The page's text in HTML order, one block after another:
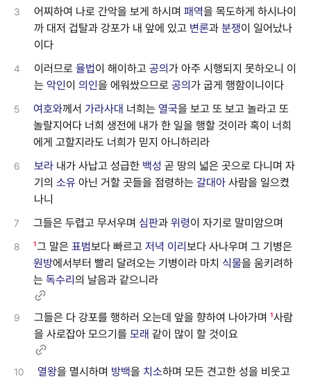
3 어찌하여 나로 간악을 보게 하시며 패역을 목도하게 하시나이
까 대저 겁탈과 강포가 내 앞에 있고 변론과 분쟁이 일어났나
이다
4 이러므로 율법이 해이하고 공의가 아주 시행되지 못하오니 이
는 악인이 의인을 에워쌌으므로 공의가 굽게 행함이니이다
5 여호와께서 가라사대 너희는 열국을 보고 또 보고 놀라고 또
놀랄지어다 너희 생전에 내가 한 일을 행할 것이라 혹이 너희
에게 고할지라도 너희가 믿지 아니하리라
6 보라 내가 사납고 성급한 백성 곧 땅의 넓은 곳으로 다니며 자
기의 소유 아닌 거할 곳들을 점령하는 갈대아 사람을 일으켰
나니
7 그들은 두렵고 무서우며 심판과 위령이 자기로 말미암으며
8 ¹그 말은 표범보다 빠르고 저녁 이리보다 사나우며 그 기병은
원방에서부터 빨리 달려오는 기병이라 마치 식물을 움키려하
는 독수리의 날음과 같으니라
9 그들은 다 강포를 행하러 오는데 앞을 향하여 나아가며 ¹사람
을 사로잡아 모으기를 모래 같이 많이 할 것이요
10 열왕을 멸시하며 방백을 치소하며 모든 견고한 성을 비웃고